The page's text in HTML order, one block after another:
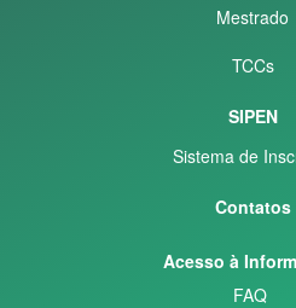
Mestrado
TCCs
SIPEN
Sistema de
Contatos
Acesso à
FAQ